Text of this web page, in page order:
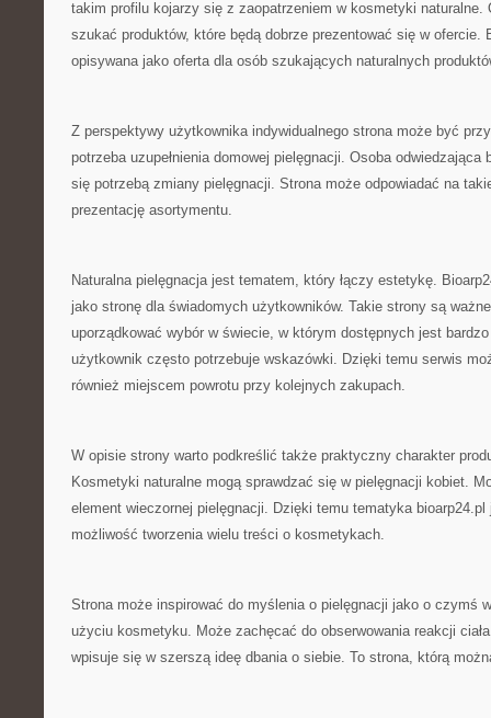
takim profilu kojarzy się z zaopatrzeniem w kosmetyki naturalne.
szukać produktów, które będą dobrze prezentować się w ofercie.
opisywana jako oferta dla osób szukających naturalnych
Z perspektywy użytkownika indywidualnego strona może być
potrzeba uzupełnienia domowej pielęgnacji. Osoba odwiedzająca
się potrzebą zmiany pielęgnacji. Strona może odpowiadać na
prezentację asortymentu.
Naturalna pielęgnacja jest tematem, który łączy estetykę.
jako stronę dla świadomych użytkowników. Takie strony są
uporządkować wybór w świecie, w którym dostępnych jest
użytkownik często potrzebuje wskazówki. Dzięki temu serwis
również miejscem powrotu przy kolejnych zakupach.
W opisie strony warto podkreślić także praktyczny charakter
Kosmetyki naturalne mogą sprawdzać się w pielęgnacji kobiet.
element wieczornej pielęgnacji. Dzięki temu tematyka
możliwość tworzenia wielu treści o kosmetykach.
Strona może inspirować do myślenia o pielęgnacji jako o czymś
użyciu kosmetyku. Może zachęcać do obserwowania reakcji
wpisuje się w szerszą ideę dbania o siebie. To strona, którą